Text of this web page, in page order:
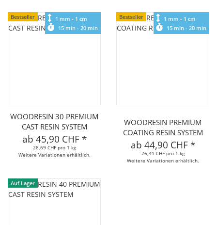
Bestseller
1 mm - 1 cm
15 min - 20 min
WOODRESIN 30 PREMIUM
CAST RESIN SYSTEM
ab 45,90 CHF *
28,69 CHF pro 1 kg
Weitere Variationen erhältlich.
Bestseller
1 mm - 1 cm
15 min - 20 min
WOODRESIN PREMIUM
COATING RESIN SYSTEM
ab 44,90 CHF *
26,41 CHF pro 1 kg
Weitere Variationen erhältlich.
Auf Lager